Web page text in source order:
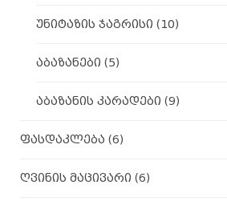
უნიტაზის ჯაგრისი (10)
აბაზანები (5)
აბაზანის კარადები (9)
ფასდაკლება (6)
ღვინის მაცივარი (6)